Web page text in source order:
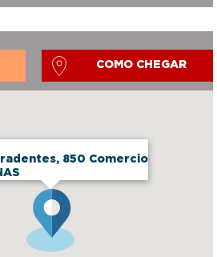
850 Comercio
COMO CHEGAR